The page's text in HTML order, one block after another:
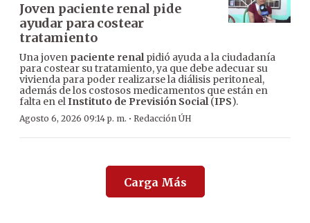
Joven paciente renal pide
ayudar para costear
tratamiento
Una joven paciente renalpidió ayuda a la ciudadanía
para costear su tratamiento, ya que debe adecuar su
vivienda para poder realizarse la diálisis peritoneal,
además de los costosos medicamentos que están en
falta en elInstituto de Previsión Social(IPS).
Agosto 6, 2026 09:14 p. m. · Redacción ÚH
Carga Más